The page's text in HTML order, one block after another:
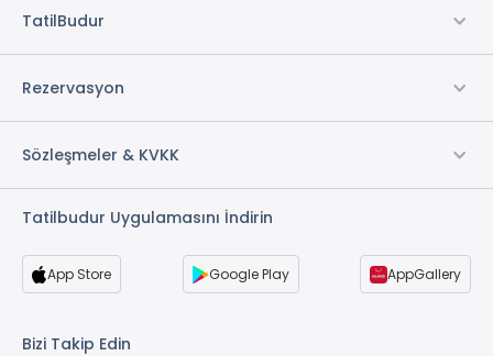
TatilBudur
Rezervasyon
Sözleşmeler & KVKK
Tatilbudur Uygulamasını İndirin
App Store Google Play AppGallery
Bizi Takip Edin